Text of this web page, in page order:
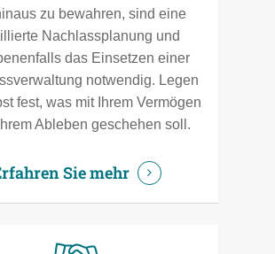
zu bewahren, sind eine
Nachlassplanung und
das Einsetzen einer
notwendig. Legen
fest, was mit Ihrem Vermögen
Ableben geschehen soll.
Sie mehr